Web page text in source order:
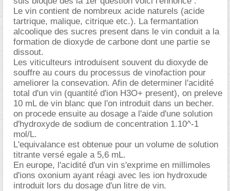
Le vin contient de nombreux acide naturels (acide
tartrique, malique, citrique etc.). La fermantation
alcoolique des sucres present dans le vin conduit a la
formation de dioxyde de carbone dont une partie se
dissout.
Les viticulteurs introduisent souvent du dioxyde de
souffre au cours du processus de vinofaction pour
ameliorer la consevation. Afin de determiner l'acidité
total d'un vin (quantité d'ion H3O+ present), on preleve
10 mL de vin blanc que l'on introduit dans un becher.
on procede ensuite au dosage a l'aide d'une solution
d'hydroxyde de sodium de concentration 1.10^-1
mol/L.
L'equivalance est obtenue pour un volume de solution
titrante versé egale a 5,6 mL.
En europe, l'acidité d'un vin s'exprime en millimoles
d'ions oxonium ayant réagi avec les ion hydroxude
introduit lors du dosage d'un litre de vin.